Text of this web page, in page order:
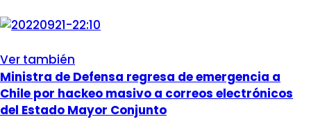
Ver también
Ministra de Defensa regresa de emergencia a
Chile por hackeo masivo a correos electrónicos
del Estado Mayor Conjunto